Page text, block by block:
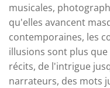
musicales,
qu'elles avancent
contemporaines, les
illusions sont plus
récits, de l'intrigue
narrateurs, des mots